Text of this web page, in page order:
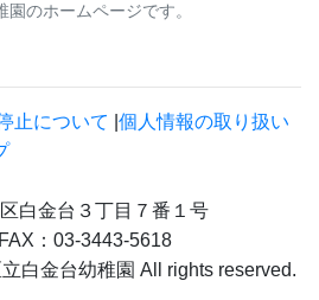
のホームページです。
止について 個人情報の取り扱い
白金台３丁目７番１号
：03-3443-5618
白金台幼稚園 All rights reserved.